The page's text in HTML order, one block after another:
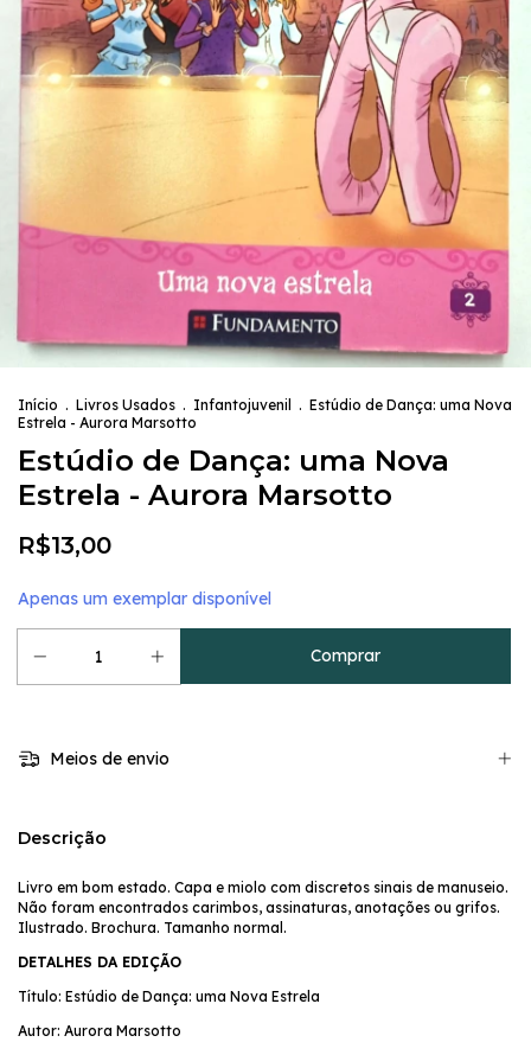
Início . Livros Usados . Infantojuvenil . Estúdio de Dança: uma Nova
Estrela - Aurora Marsotto
Estúdio de Dança: uma Nova
Estrela - Aurora Marsotto
R$13,00
Apenas um exemplar disponível
Meios de envio
Descrição
Livro em bom estado. Capa e miolo com discretos sinais de manuseio.
Não foram encontrados carimbos, assinaturas, anotações ou grifos.
Ilustrado. Brochura. Tamanho normal.
DETALHES DA EDIÇÃO
Título: Estúdio de Dança: uma Nova Estrela
Autor: Aurora Marsotto